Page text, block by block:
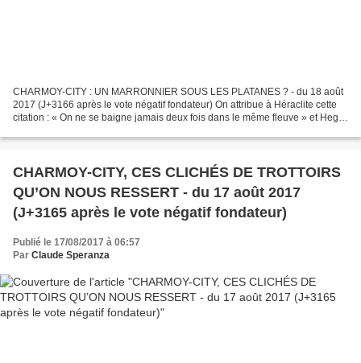
CHARMOY-CITY : UN MARRONNIER SOUS LES PLATANES ? - du 18 août
2017 (J+3166 après le vote négatif fondateur) On attribue à Héraclite cette
citation : « On ne se baigne jamais deux fois dans le même fleuve » et Hegel
CHARMOY-CITY, CES CLICHÉS DE TROTTOIRS
QU’ON NOUS RESSERT - du 17 août 2017
(J+3165 après le vote négatif fondateur)
Publié le 17/08/2017 à 06:57
Par Claude Speranza